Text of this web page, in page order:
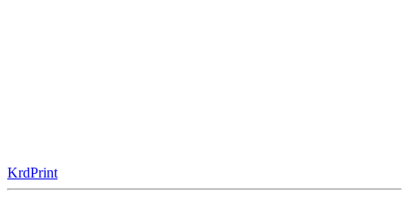
KrdPrint